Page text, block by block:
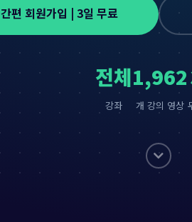
간편 회원가입 | 3일 무료
전체
강좌
1,962
개 강의 영상